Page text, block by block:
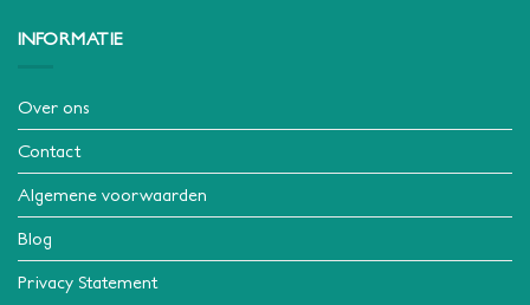
INFORMATIE
Over ons
Contact
Algemene voorwaarden
Blog
Privacy Statement